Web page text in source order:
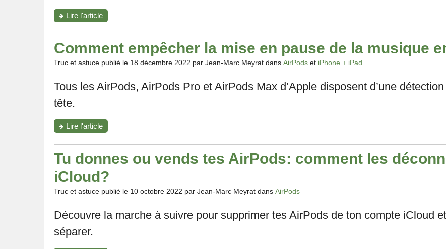
réglage"
Lire l'article"Quelques
commandes
vocales
contrôler
tes
AirPods"
Comment empêcher la mise en pause de la musique
Truc et astuce publié le 18 décembre 2022 par Jean-Marc Meyrat dans AirPods et iPhone + iPad
Tous les AirPods, AirPods Pro et AirPods Max d’Apple disposent d’une
tête.
Lire l'article"Comment
empêcher
la
en
pause
de
la
musique
retirant
Tu donnes ou vends tes AirPods: comment les
iCloud?
Truc et astuce publié le 10 octobre 2022 par Jean-Marc Meyrat dans AirPods
Découvre la marche à suivre pour supprimer tes AirPods de ton compte iCloud
séparer.